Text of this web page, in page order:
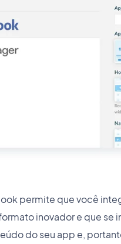
permite que você
inovador e que
do seu app e,